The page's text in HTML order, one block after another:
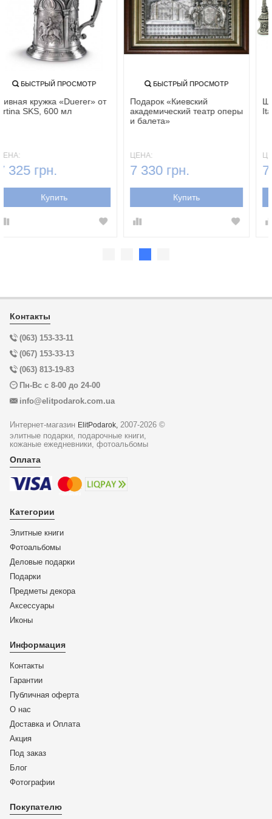
БЫСТРЫЙ ПРОСМОТР
Пивная кружка «Duerer» от
Artina SKS, 600 мл
ЦЕНА:
7 325 грн.
Купить
БЫСТРЫЙ ПРОСМОТР
Подарок «Киевский
академический театр оперы
и балета»
ЦЕНА:
7 330 грн.
Купить
Контакты
(063) 153-33-11
(067) 153-33-13
(063) 813-19-83
Пн-Вс с 8-00 до 24-00
info@elitpodarok.com.ua
Интернет-магазин ElitPodarok,
2007-2026 ©
элитные подарки, подарочные книги,
кожаные ежедневники, фотоальбомы
Оплата
Категории
Элитные книги
Фотоальбомы
Деловые подарки
Подарки
Предметы декора
Аксессуары
Иконы
Информация
Контакты
Гарантии
Публичная оферта
О нас
Доставка и Оплата
Акция
Под заказ
Блог
Фотографии
Покупателю